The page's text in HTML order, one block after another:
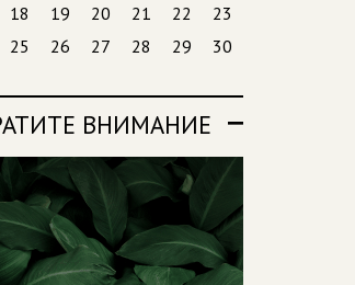
18 19 20 21 22
23
25 26 27 28 29
30
ВНИМАНИЕ